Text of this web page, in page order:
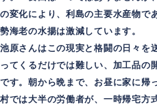
の変化により、利島の主要水産物で
勢海老の水揚は激減しています。
池原さんはこの現実と格闘の日々を
ってくるだけでは難しい、加工品の
です。朝から晩まで、お昼に家に帰
村では大半の労働者が、一時帰宅方